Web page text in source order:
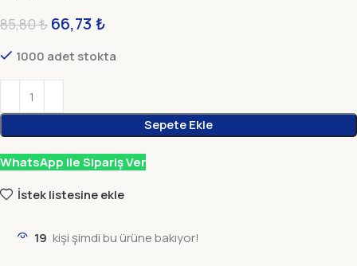
85,80₺ 66,73₺
1000 adet stokta
Sepete Ekle
WhatsApp ile Sipariş Ver
İstek listesine ekle
19 kişi şimdi bu ürüne bakıyor!